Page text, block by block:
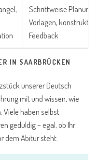
Schrittweise Planung,
Vorlagen,
Feedback
IN SAARBRÜCKEN
unserer Deutsch
mit und wissen, wie
Viele haben selbst
geduldig – egal, ob Ihr
dem Abitur steht.